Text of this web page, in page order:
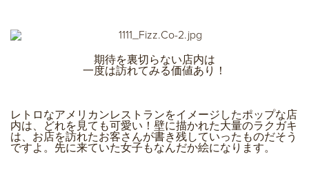
期待を裏切らない店内は
一度は訪れてみる価値あり！
レトロなアメリカンレストランをイメージしたポップな店
内は、どれを見ても可愛い！壁に描かれた大量のラクガキ
は、お店を訪れたお客さんが書き残していったものだそう
ですよ。先に来ていた女子もなんだか絵になります。